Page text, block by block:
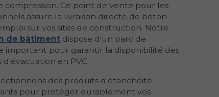
compression. Ce point de vente pour les
assure la livraison directe de béton
sur vos sites de construction. Notre
de bâtiment dispose d'un parc de
important pour garantir la disponibilité des
d'évacuation en PVC.
des produits d'étanchéité
pour protéger durablement vos